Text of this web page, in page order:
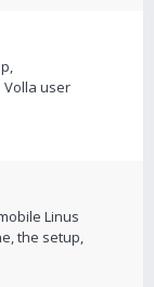
user
Linus
the setup,